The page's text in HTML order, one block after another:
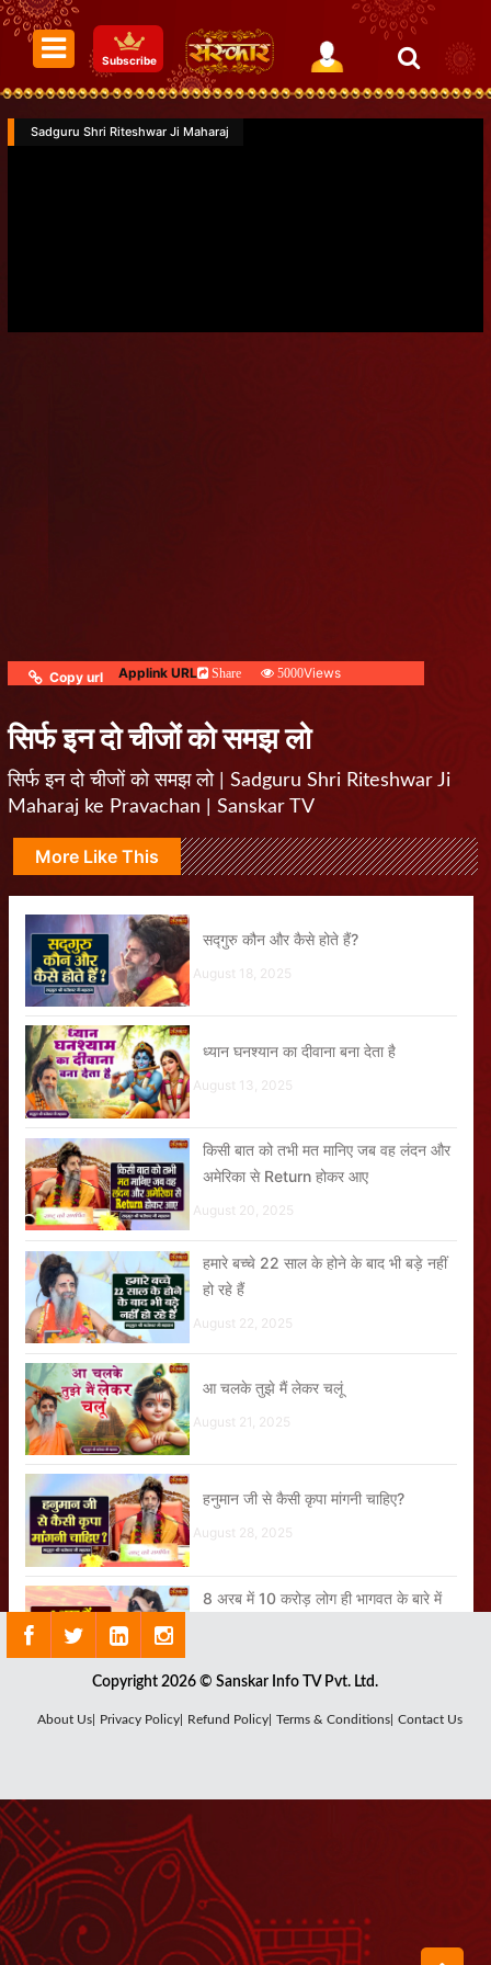
Subscribe
Sadguru Shri Riteshwar Ji Maharaj
Copy url Applink URL Share 5000Views
सिर्फ इन दो चीजों को समझ लो
सिर्फ इन दो चीजों को समझ लो | Sadguru Shri Riteshwar Ji
Maharaj ke Pravachan | Sanskar TV
More Like This
सद्गुरु कौन और कैसे होते हैं?
August 18, 2025
ध्यान घनश्यान का दीवाना बना देता है
August 13, 2025
किसी बात को तभी मत मानिए जब वह लंदन और
अमेरिका से Return होकर आए
August 20, 2025
हमारे बच्चे 22 साल के होने के बाद भी बड़े नहीं
हो रहे हैं
August 22, 2025
आ चलके तुझे मैं लेकर चलूं
August 21, 2025
हनुमान जी से कैसी कृपा मांगनी चाहिए?
August 28, 2025
8 अरब में 10 करोड़ लोग ही भागवत के बारे में
भारत को गांव, संस्कृति और शुद्धता की जरूरत है
August 25, 2025
गुरु केवल धन नहीं देता
Copyright 2026 © Sanskar Info TV Pvt. Ltd.
About Us| Privacy Policy| Refund Policy| Terms & Conditions| Contact Us